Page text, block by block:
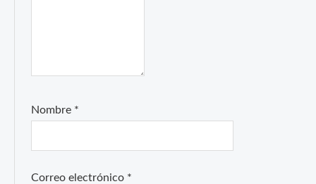
Nombre *
Correo electrónico *